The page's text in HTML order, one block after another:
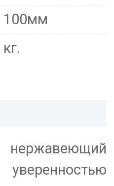
100мм
кг.
нержавеющий